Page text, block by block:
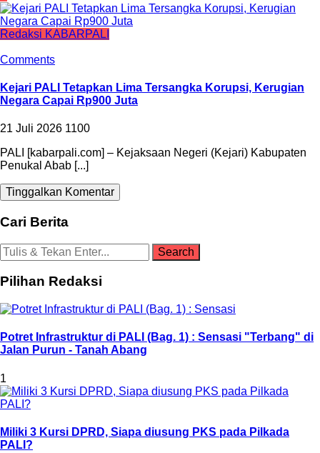
Redaksi KABARPALI
Comments
Kejari PALI Tetapkan Lima Tersangka Korupsi, Kerugian
Negara Capai Rp900 Juta
21 Juli 2026 1100
PALI [kabarpali.com] – Kejaksaan Negeri (Kejari) Kabupaten
Penukal Abab [...]
Tinggalkan Komentar
Cari Berita
Pilihan Redaksi
Potret Infrastruktur di PALI (Bag. 1) : Sensasi "Terbang" di
Jalan Purun - Tanah Abang
1
Miliki 3 Kursi DPRD, Siapa diusung PKS pada Pilkada
PALI?